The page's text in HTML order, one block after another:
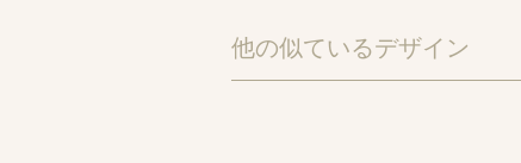
他の似ているデザイン